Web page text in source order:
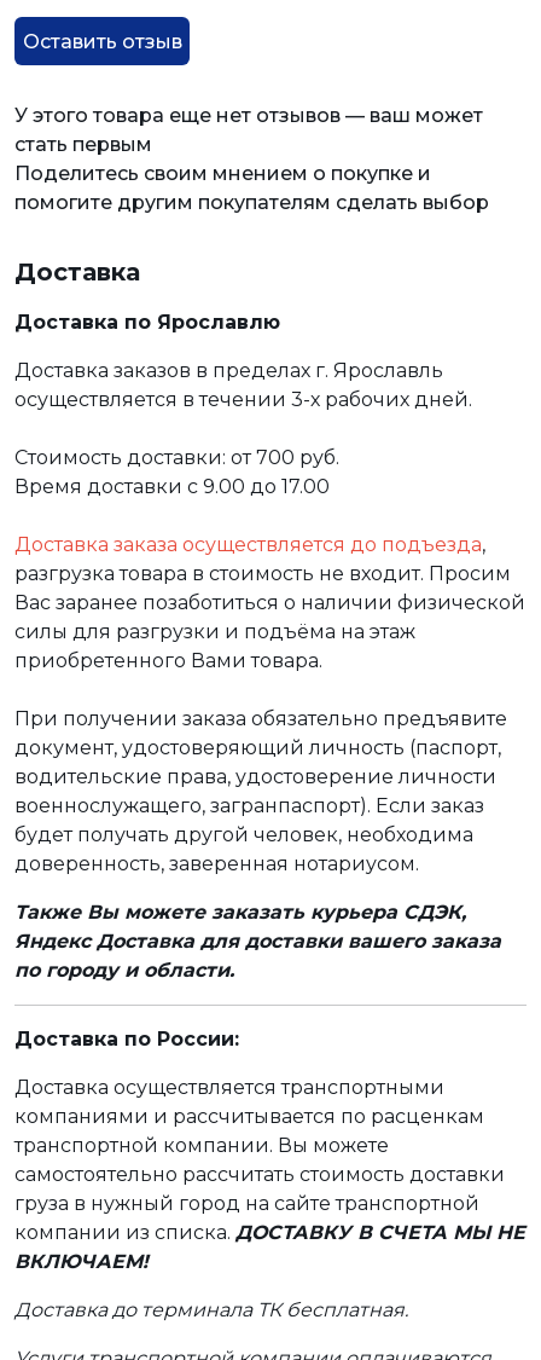
Оставить отзыв
У этого товара еще нет отзывов — ваш может
стать первым
Поделитесь своим мнением о покупке и
помогите другим покупателям сделать выбор
Доставка
Доставка по Ярославлю
Доставка заказов в пределах г. Ярославль
осуществляется в течении 3-х рабочих дней.
Стоимость доставки: от 700 руб.
Время доставки с 9.00 до 17.00
Доставка заказа осуществляется до подъезда,
разгрузка товара в стоимость не входит. Просим
Вас заранее позаботиться о наличии физической
силы для разгрузки и подъёма на этаж
приобретенного Вами товара.
При получении заказа обязательно предъявите
документ, удостоверяющий личность (паспорт,
водительские права, удостоверение личности
военнослужащего, загранпаспорт). Если заказ
будет получать другой человек, необходима
доверенность, заверенная нотариусом.
Также Вы можете заказать курьера СДЭК,
Яндекс Доставка для доставки вашего заказа
по городу и области.
Доставка по России:
Доставка осуществляется транспортными
компаниями и рассчитывается по расценкам
транспортной компании. Вы можете
самостоятельно рассчитать стоимость доставки
груза в нужный город на сайте транспортной
компании из списка. ДОСТАВКУ В СЧЕТА МЫ НЕ
ВКЛЮЧАЕМ!
Доставка до терминала ТК бесплатная.